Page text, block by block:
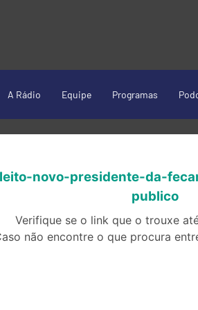
A Rádio Equipe Programas
novo-presidente-da-
publico
Verifique se o link que o trouxe
não encontre o que procura